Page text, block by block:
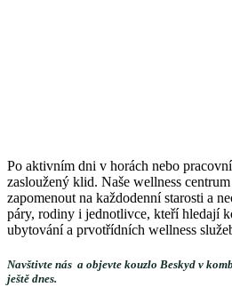
Po aktivním dni v horách nebo
zasloužený klid. Naše wellness
zapomenout na každodenní starosti a
páry, rodiny i jednotlivce, kteří hledají
ubytování a prvotřídních wellness
Navštivte nás a objevte kouzlo Beskyd v
ještě dnes.